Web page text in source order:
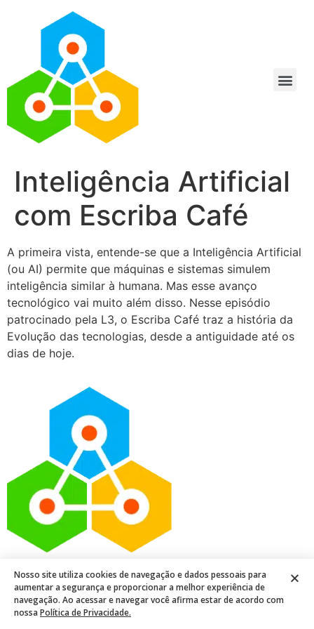
Inteligência Artificial
com Escriba Café
A primeira vista, entende-se que a Inteligência Artificial
(ou AI) permite que máquinas e sistemas simulem
inteligência similar à humana. Mas esse avanço
tecnológico vai muito além disso. Nesse episódio
patrocinado pela L3, o Escriba Café traz a história da
Evolução das tecnologias, desde a antiguidade até os
dias de hoje.
Nosso site utiliza cookies de navegação e dados pessoais para
aumentar a segurança e proporcionar a melhor experiência de
navegação. Ao acessar e navegar você afirma estar de acordo com
nossa Política de Privacidade.